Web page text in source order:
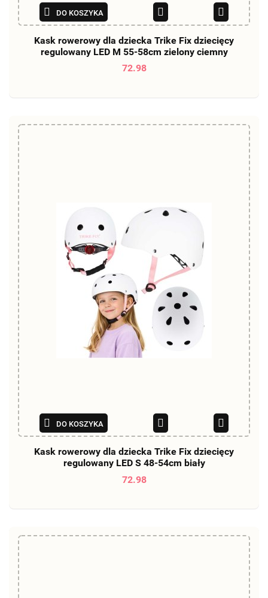
DO KOSZYKA
Kask rowerowy dla dziecka Trike Fix dziecięcy
regulowany LED M 55-58cm zielony ciemny
72.98
DO KOSZYKA
Kask rowerowy dla dziecka Trike Fix dziecięcy
regulowany LED S 48-54cm biały
72.98